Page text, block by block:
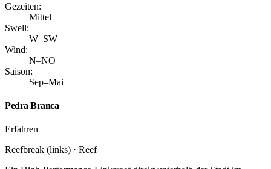
Gezeiten:
Mittel
Swell:
W–SW
Wind:
N–NO
Saison:
Sep–Mai
Pedra Branca
Erfahren
Reefbreak (links) · Reef